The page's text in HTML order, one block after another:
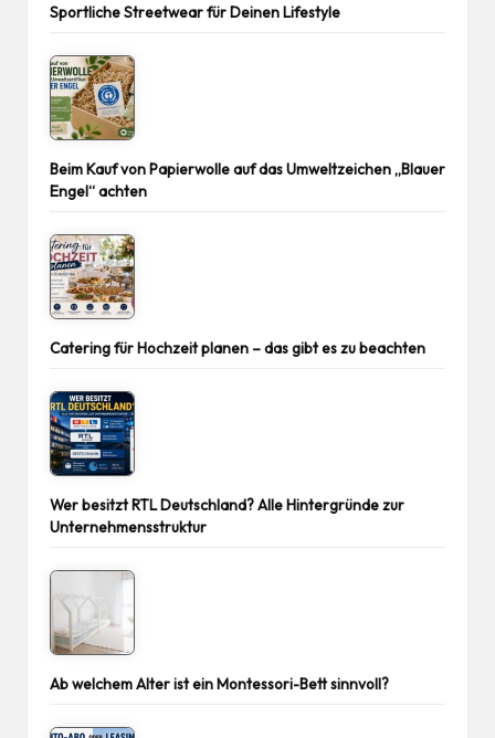
Sportliche Streetwear für Deinen Lifestyle
Beim Kauf von Papierwolle auf das Umweltzeichen „Blauer
Engel“ achten
Catering für Hochzeit planen – das gibt es zu beachten
Wer besitzt RTL Deutschland? Alle Hintergründe zur
Unternehmensstruktur
Ab welchem Alter ist ein Montessori-Bett sinnvoll?